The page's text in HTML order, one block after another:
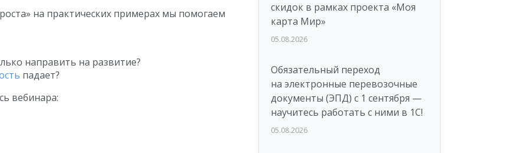
на практических примерах мы помогаем
направить на развитие?
падает?
вебинара:
скидок в рамках проекта «Моя
карта Мир»
05.08.2026
Обязательный переход
на электронные перевозочные
документы (ЭПД) с 1 сентября —
научитесь работать с ними в 1С!
05.08.2026